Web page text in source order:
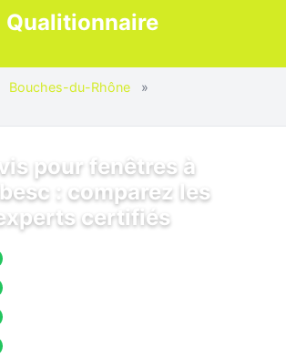
Qualitionnaire
Bouches-du-Rhône
»
pour fenêtres à
: comparez les
certifiés